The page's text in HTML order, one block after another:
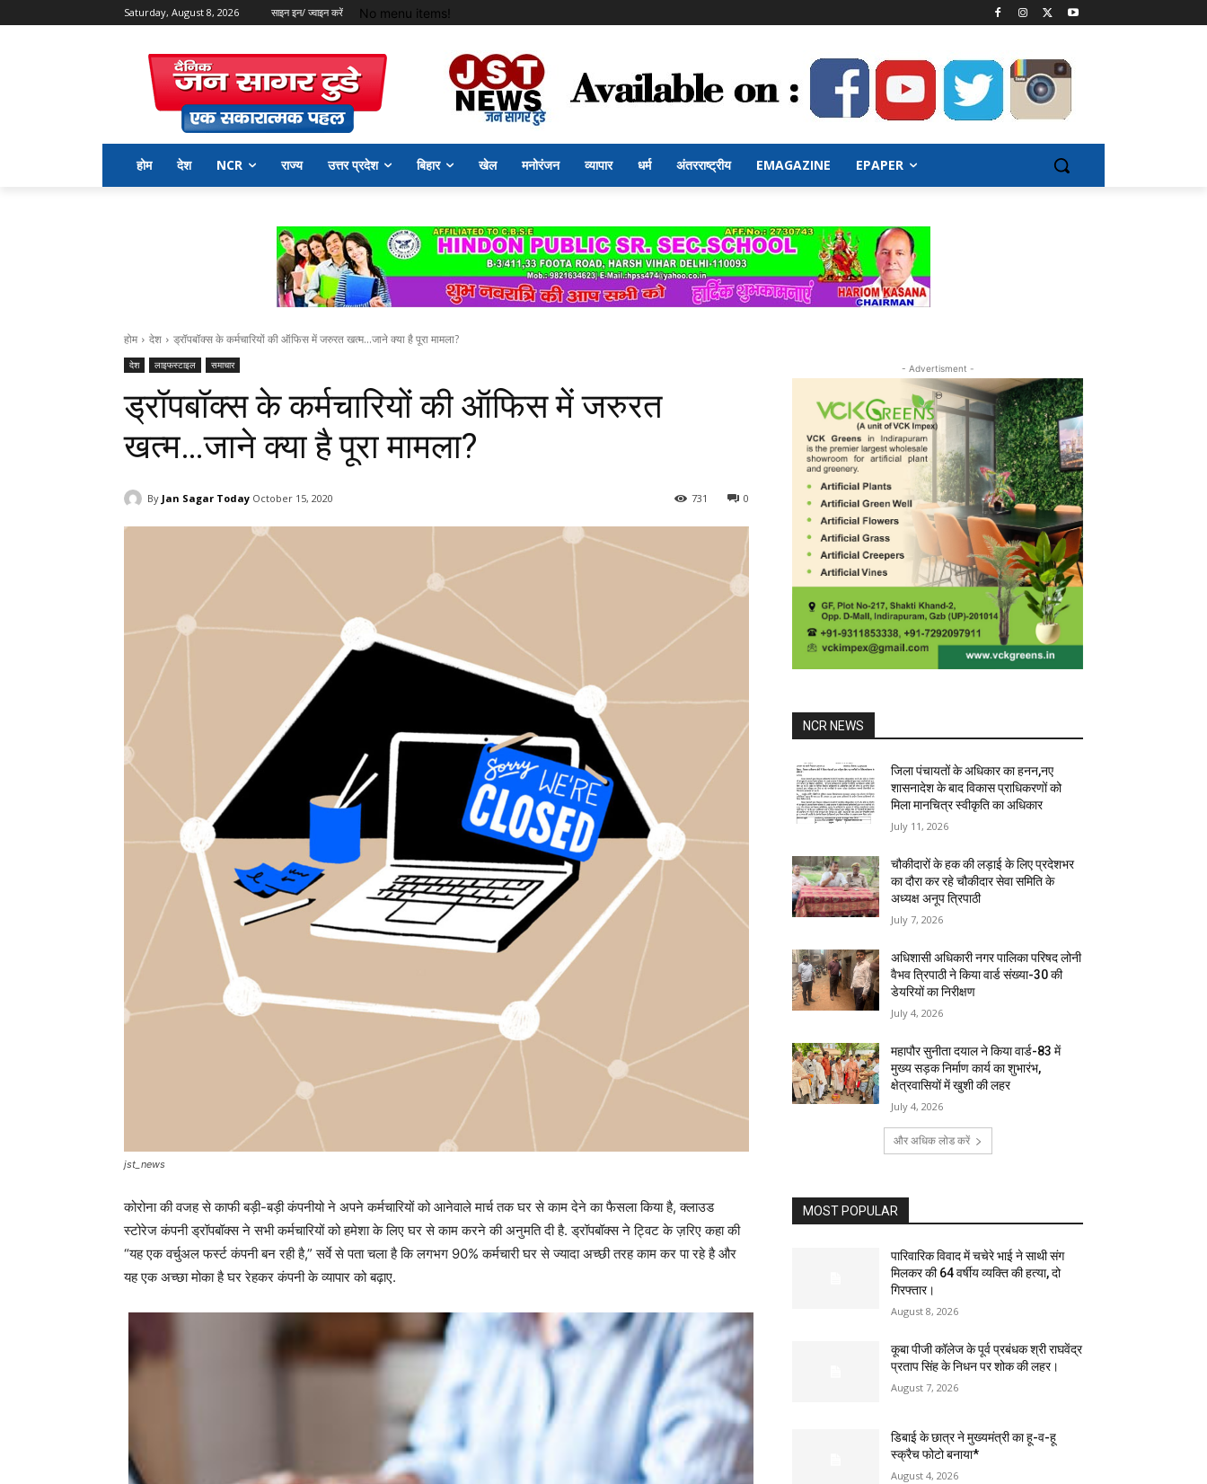
Saturday, August 8, 2026 साइन इन/ ज्वाइन करें No menu items!
होम देश NCR राज्य उत्तर प्रदेश बिहार खेल मनोरंजन व्यापार धर्म अंतरराष्ट्रीय EMAGAZINE EPAPER
होम देश ड्रॉपबॉक्स के कर्मचारियों की ऑफिस में जरुरत खत्म...जाने क्या है पूरा मामला?
देश लाइफस्टाइल समाचार
ड्रॉपबॉक्स के कर्मचारियों की ऑफिस में जरुरत
खत्म…जाने क्या है पूरा मामला?
By Jan Sagar Today October 15, 2020 0
731
jst_news
कोरोना की वजह से काफी बड़ी-बड़ी कंपनीयो ने अपने कर्मचारियों को आनेवाले मार्च तक घर से काम देने का फैसला किया है, क्लाउड
स्टोरेज कंपनी ड्रॉपबॉक्स ने सभी कर्मचारियों को हमेशा के लिए घर से काम करने की अनुमति दी है. ड्रॉपबॉक्स ने ट्विट के ज़रिए कहा की
“यह एक वर्चुअल फर्स्ट कंपनी बन रही है,” सर्वे से पता चला है कि लगभग 90% कर्मचारी घर से ज्यादा अच्छी तरह काम कर पा रहे है और
यह एक अच्छा मोका है घर रेहकर कंपनी के व्यापार को बढ़ाए.
- Advertisment -
NCR NEWS
जिला पंचायतों के अधिकार का हनन,नए
शासनादेश के बाद विकास प्राधिकरणों को
मिला मानचित्र स्वीकृति का अधिकार
July 11, 2026
चौकीदारों के हक की लड़ाई के लिए प्रदेशभर
का दौरा कर रहे चौकीदार सेवा समिति के
अध्यक्ष अनूप त्रिपाठी
July 7, 2026
अधिशासी अधिकारी नगर पालिका परिषद लोनी
वैभव त्रिपाठी ने किया वार्ड संख्या-30 की
डेयरियों का निरीक्षण
July 4, 2026
महापौर सुनीता दयाल ने किया वार्ड-83 में
मुख्य सड़क निर्माण कार्य का शुभारंभ,
क्षेत्रवासियों में खुशी की लहर
July 4, 2026
और अधिक लोड करें
MOST POPULAR
पारिवारिक विवाद में चचेरे भाई ने साथी संग
मिलकर की 64 वर्षीय व्यक्ति की हत्या, दो
गिरफ्तार।
August 8, 2026
कूबा पीजी कॉलेज के पूर्व प्रबंधक श्री राघवेंद्र
प्रताप सिंह के निधन पर शोक की लहर।
August 7, 2026
डिबाई के छात्र ने मुख्यमंत्री का हू-व-हू
स्क्रैच फोटो बनाया*
August 4, 2026